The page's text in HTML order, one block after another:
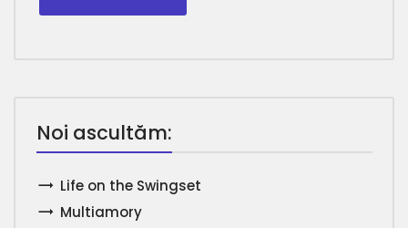
Noi ascultăm:
Life on the Swingset
Multiamory